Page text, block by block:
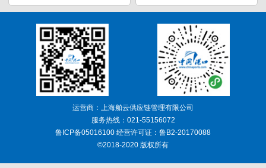
运营商：上海舶云供应链管理有限公司
服务热线：021-55156072
鲁ICP备05016100 经营许可证：鲁B2-20170088
©2018-2020 版权所有